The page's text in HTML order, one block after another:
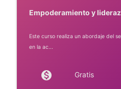
Empoderamiento y
Este curso realiza un abordaje del
en la ac...
monetization_on Gratis